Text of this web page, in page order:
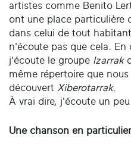
artistes comme Benito
ont une place
dans celui de tout
n'écoute pas que cela. En
j'écoute le groupe Izarrak
même répertoire que
découvert Xiberotarrak.
À vrai dire, j'écoute un peu
Une chanson en